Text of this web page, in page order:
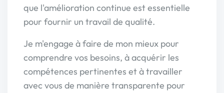
que l'amélioration continue est essentielle
pour fournir un travail de qualité.
Je m'engage à faire de mon mieux pour
comprendre vos besoins, à acquérir les
compétences pertinentes et à travailler
avec vous de manière transparente pour